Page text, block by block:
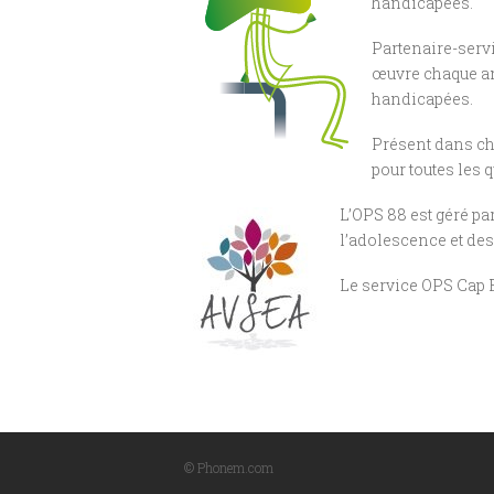
Partenaire-
œuvre chaque
handicapées.
Présent dans
pour toutes les
L’OPS 88 est géré
l’adolescence et
Le service OPS
© Phonem.com